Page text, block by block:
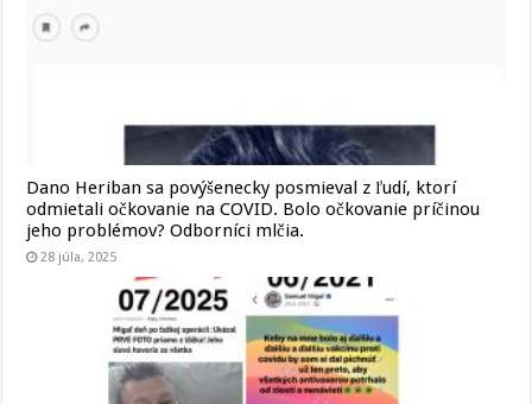
Dano Heriban sa povýšenecky posmieval z ľudí, ktorí
odmietali očkovanie na COVID. Bolo očkovanie príčinou
jeho problémov? Odborníci mlčia.
28 júla, 2025